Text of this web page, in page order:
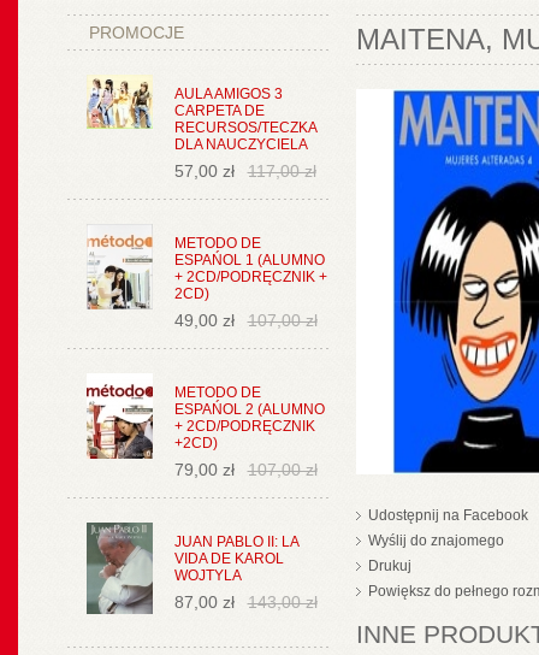
PROMOCJE
AULA AMIGOS 3
CARPETA DE
RECURSOS/TECZKA
DLA NAUCZYCIELA
57,00 zł 117,00 zł
METODO DE
ESPAŃOL 1 (ALUMNO
+ 2CD/PODRĘCZNIK +
2CD)
49,00 zł 107,00 zł
METODO DE
ESPAŃOL 2 (ALUMNO
+ 2CD/PODRĘCZNIK
+2CD)
79,00 zł 107,00 zł
JUAN PABLO II: LA
VIDA DE KAROL
WOJTYLA
87,00 zł 143,00 zł
MAITENA,
Udostępnij na Facebook
Wyślij do znajomego
Drukuj
Powiększ do pełnego
INNE